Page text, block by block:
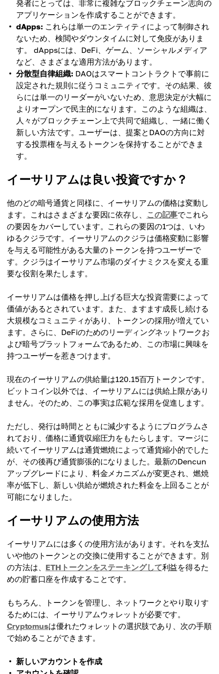
発者にとっては、非常に複雑なブロックチェーン志向の
アプリケーションを作成することができます。
dApps: これらは単一のエンティティによって制御され
ないため、検閲やダウンタイムに対して免疫がありま
す。 dAppsには、DeFi、ゲーム、ソーシャルメディア
など、さまざまな適用方法があります。
分散型自律組織: DAOはスマートコントラクトで事前に
設定された規則に従うコミュニティです。その結果、彼
らには単一のリーダーがいないため、意思決定が大幅に
よりオープンで民主的になります。このような組織は、
人々がブロックチェーン上で共同で組織し、一緒に働く
新しい方法です。ユーザーは、提案とDAOの方向に対
する投票権を与えるトークンを保持することができま
す。
イーサリアムは良い投資ですか？
他のどの暗号通貨と同様に、イーサリアムの価格は変動し
ます。これはさまざまな要因に依存し、
この記事でこれら
の要因をカバーしています。これらの要因の1つは、いわ
ゆるクジラです。イーサリアムのクジラは価格変動に影響
を与える可能性がある大量のトークンを持つユーザーで
す。クジラはイーサリアム市場のダイナミクスを変える重
要な役割を果たします。
イーサリアムは価格を押し上げる巨大な投資需要によって
価値があるとされています。また、ますます成長し続ける
大規模なコミュニティがあり、トークンの採用が増えてい
ます。さらに、DeFiのためのリーディングネットワークお
よび暗号プラットフォームであるため、この市場に興味を
持つユーザーを惹きつけます。
現在のイーサリアムの供給量は120.15百万トークンです。
ビットコイン以外では、イーサリアムには供給上限があり
ません。そのため、この事実は広範な採用を促進します。
ただし、発行は時間とともに減少するようにプログラムさ
れており、価格に通貨収縮圧力をもたらします。マージに
続いてイーサリアムは通貨燃焼によって通貨縮小的でした
が、その後再び通貨膨張的になりました。最新のDencun
アップグレードにより、料金メカニズムが変更され、燃焼
率が低下し、新しい供給が燃焼された料金を上回ることが
可能になりました。
イーサリアムの使用方法
イーサリアムには多くの使用方法があります。それを支払
いや他のトークンとの交換に使用することができます。別
の方法は、 ETHトークンをステーキングして利益を得るた
めの貯蓄口座を作成することです。
もちろん、トークンを管理し、ネットワークとやり取りす
るためには、イーサリアムウォレットが必要です。
Cryptomusは優れたウォレットの選択肢であり、次の手順
で始めることができます。
新しいアカウントを作成